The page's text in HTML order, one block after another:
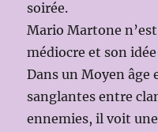
soirée.
Mario Martone
médiocre et son
Dans un Moyen âge
sanglantes entre
ennemies, il voit